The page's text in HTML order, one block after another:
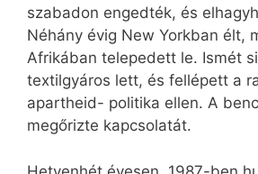
szabadon engedték, és
Néhány évig New Yorkban élt,
Afrikában telepedett le. Ismét
textilgyáros lett, és fellépett a
apartheid- politika ellen. A
megőrizte kapcsolatát.